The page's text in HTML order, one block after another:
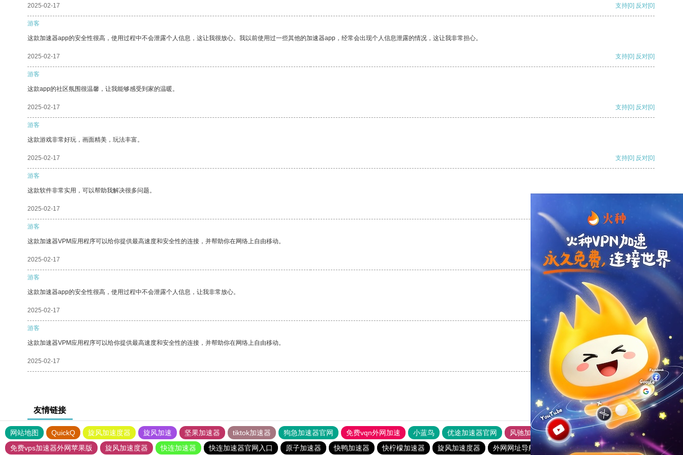
2025-02-17 支持[0] 反对[0]
游客
这款加速器app的安全性很高，使用过程中不会泄露个人信息，这让我很放心。我以前使用过一些其他的加速器app，经常会出现个人信息泄露的情况，这让我非常担心。
2025-02-17 支持[0] 反对[0]
游客
这款app的社区氛围很温馨，让我能够感受到家的温暖。
2025-02-17 支持[0] 反对[0]
游客
这款游戏非常好玩，画面精美，玩法丰富。
2025-02-17 支持[0] 反对[0]
游客
这款软件非常实用，可以帮助我解决很多问题。
2025-02-17
游客
这款加速器VPM应用程序可以给你提供最高速度和安全性的连接，并帮助你在网络上自由移动。
2025-02-17 支持 [0] 反对[0]
游客
这款加速器app的安全性很高，使用过程中不会泄露个人信息，让我非常放心。
2025-02-17 支持[0] 反对
游客
这款加速器VPM应用程序可以给你提供最高速度和安全性的连接，并帮助你在网络上自由移动。
2025-02-17 支持[0] 反对[0]
友情链接
网站地图 QuickQ 旋风加速度器 旋风加速 坚果加速器 tiktok加速器 狗急加速器官网 免费vqn外网加速 小蓝鸟 优途加速器官网 风驰加速器
旋风加速器
免费vps加速器外网苹果版
旋风加速度器 快连加速器 快连加速器官网入口 原子加速器 快鸭加速器 快柠檬加速器 旋风加速度器 外网网址导航 软件中心 雷霆加速 狂飙加速器